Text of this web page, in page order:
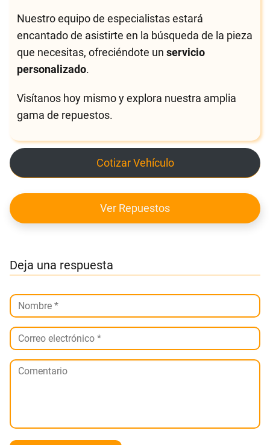
Nuestro equipo de especialistas estará
encantado de asistirte en la búsqueda de la pieza
que necesitas, ofreciéndote unservicio
personalizado.
Visítanos hoy mismo y explora nuestra amplia
gama de repuestos.
Cotizar Vehículo
Ver Repuestos
Deja una respuesta